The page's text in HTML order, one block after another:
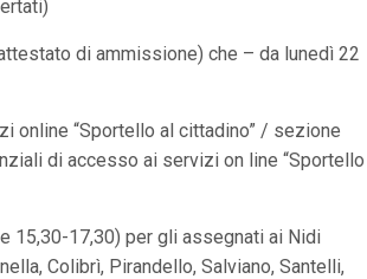
di ammissione) che – da lunedì 22
online “Sportello al cittadino” / sezione
di accesso ai servizi on line “Sportello
15,30-17,30) per gli assegnati ai Nidi
Colibrì, Pirandello, Salviano, Santelli,